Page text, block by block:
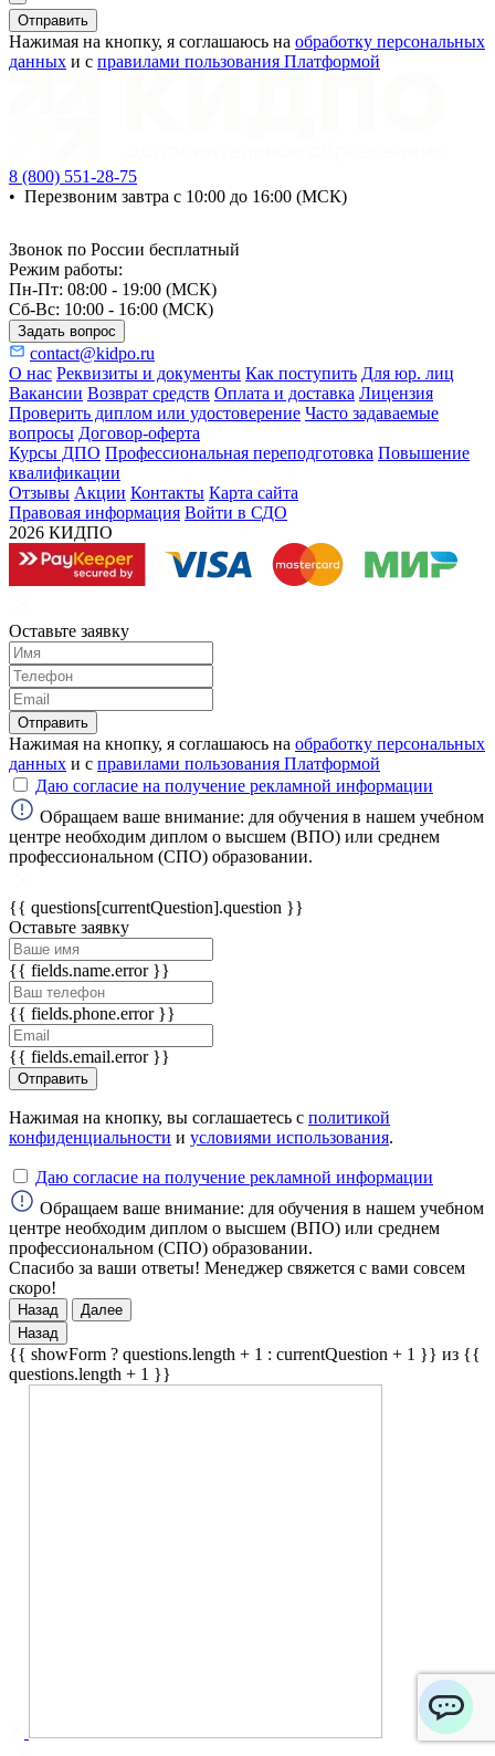
Отправить
Нажимая на кнопку, я соглашаюсь на обработку персональных
данных и с правилами пользования Платформой
8 (800) 551-28-75
• Перезвоним завтра с 10:00 до 16:00 (МСК)
Звонок по России бесплатный
Режим работы:
Пн-Пт: 08:00 - 19:00 (МСК)
Сб-Вс: 10:00 - 16:00 (МСК)
Задать вопрос
contact@kidpo.ru
О нас Реквизиты и документы Как поступить Для юр. лиц
Вакансии Возврат средств Оплата и доставка Лицензия
Проверить диплом или удостоверение Часто задаваемые
вопросы Договор-оферта
Курсы ДПО Профессиональная переподготовка Повышение
квалификации
Отзывы Акции Контакты Карта сайта
Правовая информация Войти в СДО
2026 КИДПО
Оставьте заявку
Отправить
Нажимая на кнопку, я соглашаюсь на обработку персональных
данных и с правилами пользования Платформой
Даю согласие на получение рекламной информации
Обращаем ваше внимание: для обучения в нашем учебном
центре необходим диплом о высшем (ВПО) или среднем
профессиональном (СПО) образовании.
{{ questions[currentQuestion].question }}
Оставьте заявку
{{ fields.name.error }}
{{ fields.phone.error }}
{{ fields.email.error }}
Отправить
Нажимая на кнопку, вы соглашаетесь с политикой
конфиденциальности и условиями использования.
Даю согласие на получение рекламной информации
Обращаем ваше внимание: для обучения в нашем учебном
центре необходим диплом о высшем (ВПО) или среднем
профессиональном (СПО) образовании.
Спасибо за ваши ответы! Менеджер свяжется с вами совсем
скоро!
Назад
Далее
Назад
{{ showForm ? questions.length + 1 : currentQuestion + 1 }} из {{
questions.length + 1 }}
ChatApp
online
Мессенджеры
Свяжитесь с нами через любой удобный
мессенджер!
WhatsApp
Max
ChatApp